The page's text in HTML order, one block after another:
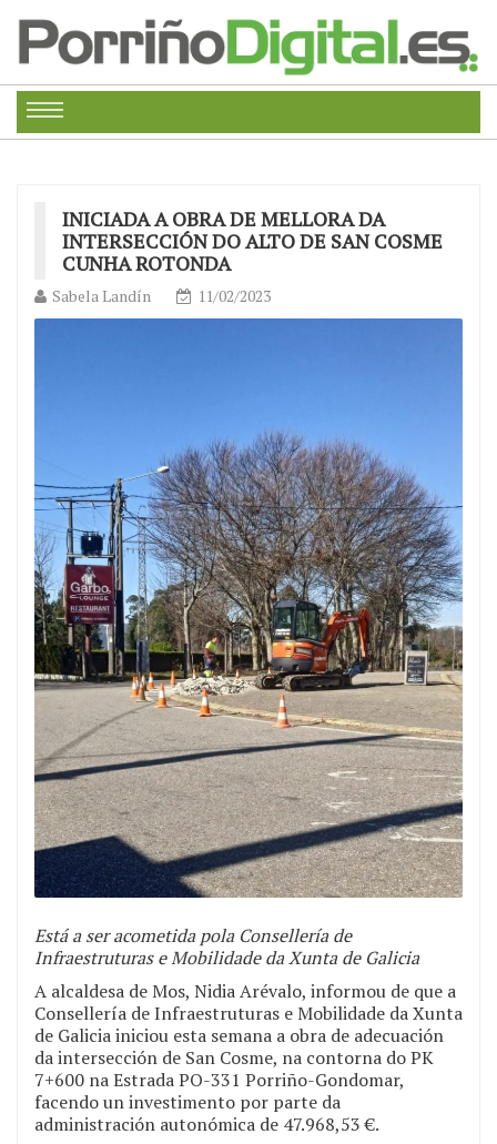
INICIADA A OBRA DE MELLORA DA
INTERSECCIÓN DO ALTO DE SAN COSME
CUNHA ROTONDA
Sabela Landín 11/02/2023
Está a ser acometida pola Consellería de
Infraestruturas e Mobilidade da Xunta de Galicia
A alcaldesa de Mos, Nidia Arévalo, informou de que a
Consellería de Infraestruturas e Mobilidade da Xunta
de Galicia iniciou esta semana a obra de adecuación
da intersección de San Cosme, na contorna do PK
7+600 na Estrada PO-331 Porriño-Gondomar,
facendo un investimento por parte da
administración autonómica de 47.968,53 €.